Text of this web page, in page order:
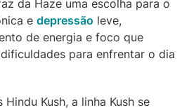
da Haze uma escolha para o
e depressão leve,
de energia e foco que
para enfrentar o dia
Kush, a linha Kush se